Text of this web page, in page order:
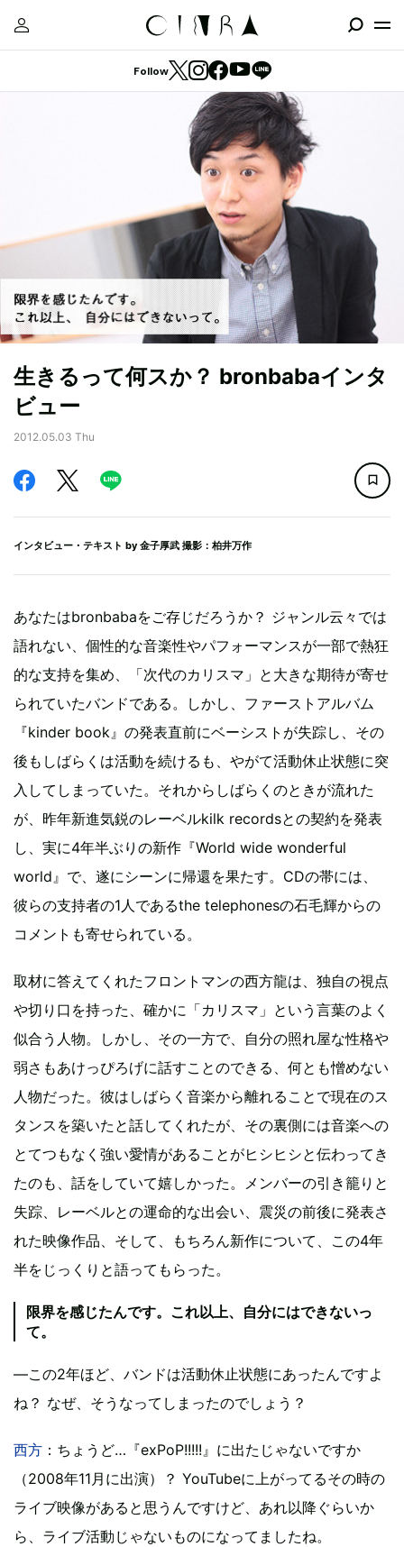
Follow
生きるって何スか？ bronbabaインタ
ビュー
2012.05.03 Thu
インタビュー・テキスト by 金子厚武 撮影：柏井万作
あなたはbronbabaをご存じだろうか？ ジャンル云々では
語れない、個性的な音楽性やパフォーマンスが一部で熱狂
的な支持を集め、「次代のカリスマ」と大きな期待が寄せ
られていたバンドである。しかし、ファーストアルバム
『kinder book』の発表直前にベーシストが失踪し、その
後もしばらくは活動を続けるも、やがて活動休止状態に突
入してしまっていた。それからしばらくのときが流れた
が、昨年新進気鋭のレーベルkilk recordsとの契約を発表
し、実に4年半ぶりの新作『World wide wonderful
world』で、遂にシーンに帰還を果たす。CDの帯には、
彼らの支持者の1人であるthe telephonesの石毛輝からの
コメントも寄せられている。
取材に答えてくれたフロントマンの西方龍は、独自の視点
や切り口を持った、確かに「カリスマ」という言葉のよく
似合う人物。しかし、その一方で、自分の照れ屋な性格や
弱さもあけっぴろげに話すことのできる、何とも憎めない
人物だった。彼はしばらく音楽から離れることで現在のス
タンスを築いたと話してくれたが、その裏側には音楽への
とてつもなく強い愛情があることがヒシヒシと伝わってき
たのも、話をしていて嬉しかった。メンバーの引き籠りと
失踪、レーベルとの運命的な出会い、震災の前後に発表さ
れた映像作品、そして、もちろん新作について、この4年
半をじっくりと語ってもらった。
限界を感じたんです。これ以上、自分にはできないっ
て。
―この2年ほど、バンドは活動休止状態にあったんですよ
ね？ なぜ、そうなってしまったのでしょう？
西方 ：ちょうど…『exPoP!!!!!』に出たじゃないですか
（2008年11月に出演）？ YouTubeに上がってるその時の
ライブ映像があると思うんですけど、あれ以降ぐらいか
ら、ライブ活動じゃないものになってましたね。